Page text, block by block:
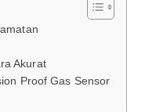
Akurat
Proof Gas Sensor